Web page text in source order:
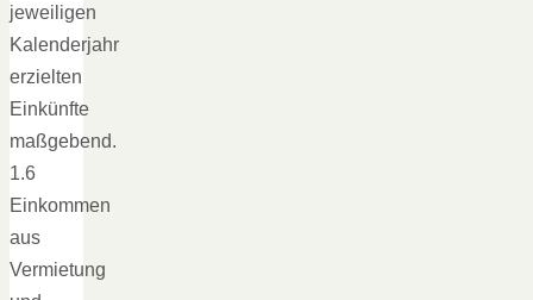
jeweiligen
Kalenderjahr
erzielten
Einkünfte
maßgebend.
1.6
Einkommen
aus
Vermietung